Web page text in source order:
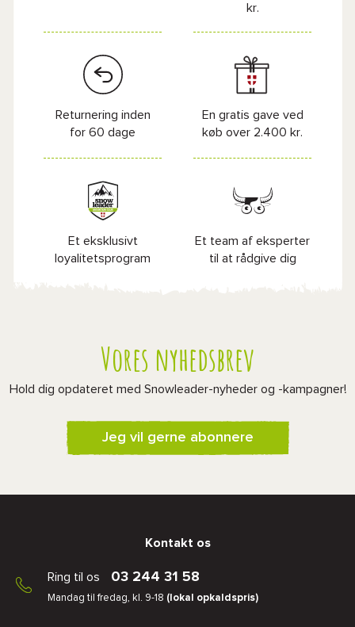
kr.
Returnering inden
for 60 dage
En gratis gave ved
køb over 2.400 kr.
Et eksklusivt
loyalitetsprogram
Et team af eksperter
til at rådgive dig
Vores nyhedsbrev
Hold dig opdateret med Snowleader-nyheder og -kampagner!
Jeg vil gerne abonnere
Kontakt os
Ring til os 03 244 31 58
Mandag til fredag, kl. 9-18 (lokal opkaldspris)